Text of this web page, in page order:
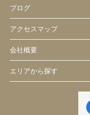
ブログ
アクセスマップ
会社概要
エリアから探す